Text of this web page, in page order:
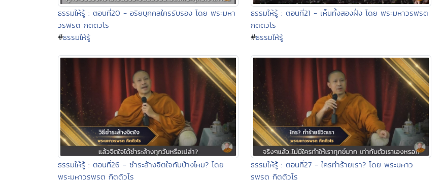
ธรรมให้รู้ : ตอนที่20 - อริยบุคคลใครรับรอง โดย พระมหา
วรพรต กิตติวโร
#ธรรมให้รู้
ธรรมให้รู้ : ตอนที่21 - เห็นทั้งสองฝั่ง โดย พระมหาวรพรต
กิตติวโร
#ธรรมให้รู้
ธรรมให้รู้ : ตอนที่26 - ชำระล้างจิตใจกันบ้างไหม? โดย
พระมหาวรพรต กิตติวโร
ธรรมให้รู้ : ตอนที่27 - ใครทำร้ายเรา? โดย พระมหาว
รพรต กิตติวโร